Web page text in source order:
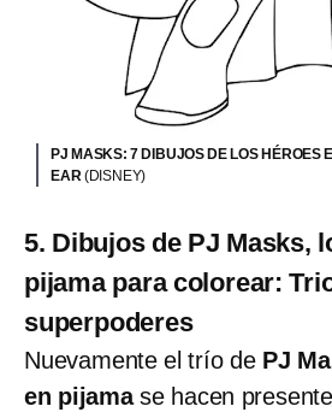
PJ MASKS: 7 DIBUJOS DE LOS HÉROES
EAR(DISNEY)
5. Dibujos de PJ Masks,
pijama para colorear:
superpoderes
Nuevamente el trío dePJ
en pijamase hacen